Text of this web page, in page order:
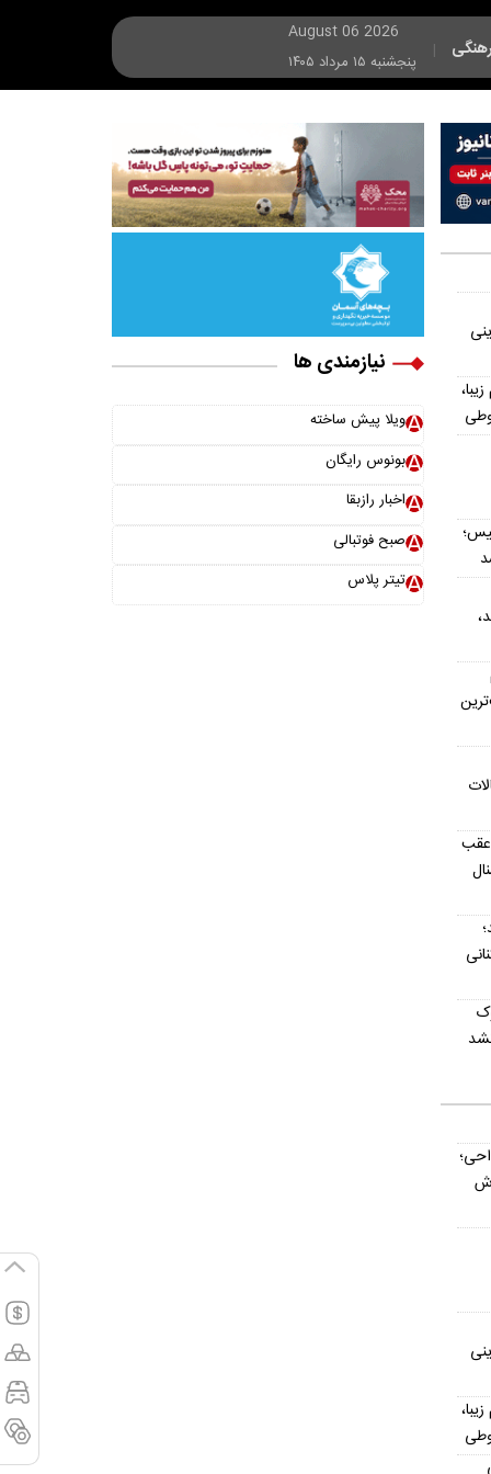
|
August 06 2026
پنجشنبه ۱۵ مرداد ۱۴۰۵
از ۳۰۰ اسم زیبا،
عقب
از ۳۰۰ اسم زیبا،
نیازمندی ها
ویلا پیش ساخته
بونوس رایگان
اخبار رازبقا
صبح فوتبالی
تیتر پلاس